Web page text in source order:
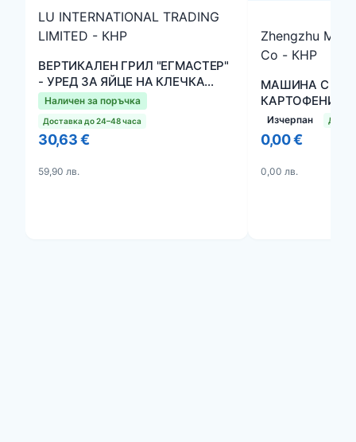
LU INTERNATIONAL TRADING
LIMITED - КНР
ВЕРТИКАЛЕН ГРИЛ "ЕГМАСТЕР"
- УРЕД ЗА ЯЙЦЕ НА КЛЕЧКА
"EggMaster"
Наличен за поръчка
Доставка до 24–48 часа
30,63 €
59,90 лв.
Zhengzhu
Co - КНР
МАШИНА С
КАРТОФЕНИ
КАРТОФЕНИ
528М-2
Изчерпан
0,00 €
0,00 лв.